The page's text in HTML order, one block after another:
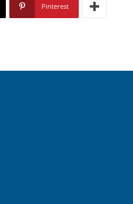
Pinterest